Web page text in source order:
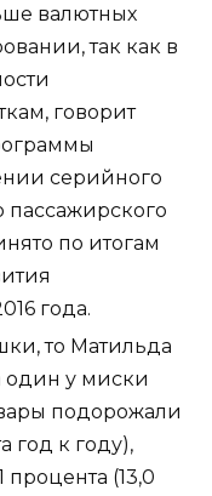
валютных
так как в
говорит
серийного
пассажирского
по итогам
года.
то Матильда
один у миски
подорожали
год к году),
(13,0